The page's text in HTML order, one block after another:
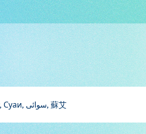
Soeai, Suai, Swai, UAI, su ai, swayy, Суаи, سوائی, 蘇艾